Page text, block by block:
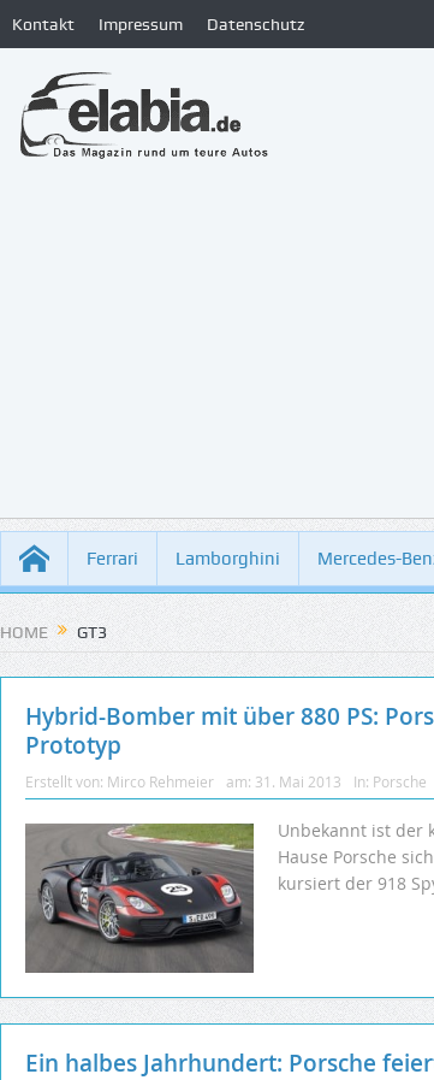
Kontakt Impressum Datenschutz
Ferrari Lamborghini Mercedes-
HOME GT3
Hybrid-Bomber mit über 880 PS:
Prototyp
Erstellt von: Mirco Rehmeier am: 31. Mai 2013 In: Porsche
Unbekannt ist der
Hause Porsche
kursiert der 918
Ein halbes Jahrhundert: Porsche